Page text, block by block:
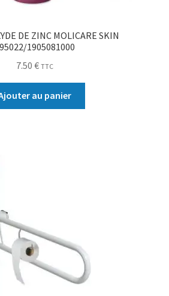
DE ZINC MOLICARE SKIN
1905081000
7.50 € TTC
au panier